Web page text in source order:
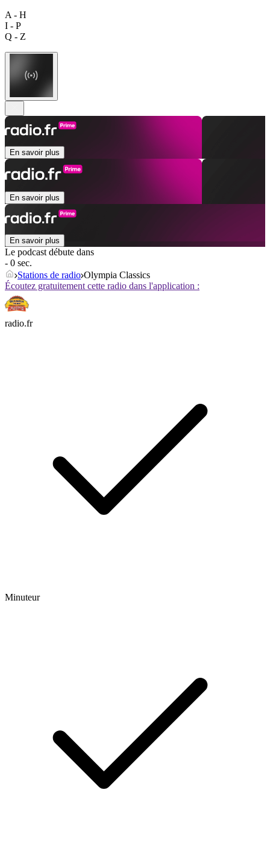
A - H
I - P
Q - Z
En savoir plus
En savoir plus
En savoir plus
Le podcast débute dans
- 0 sec.
Stations de radio Olympia Classics
Écoutez gratuitement cette radio dans l'application :
radio.fr
Minuteur